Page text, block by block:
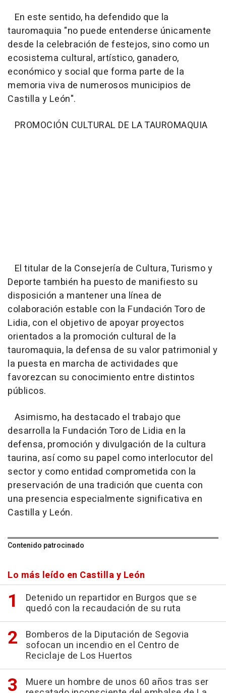
En este sentido, ha defendido que la
tauromaquia "no puede entenderse únicamente
desde la celebración de festejos, sino como un
ecosistema cultural, artístico, ganadero,
económico y social que forma parte de la
memoria viva de numerosos municipios de
Castilla y León".
PROMOCIÓN CULTURAL DE LA TAUROMAQUIA
El titular de la Consejería de Cultura, Turismo y
Deporte también ha puesto de manifiesto su
disposición a mantener una línea de
colaboración estable con la Fundación Toro de
Lidia, con el objetivo de apoyar proyectos
orientados a la promoción cultural de la
tauromaquia, la defensa de su valor patrimonial y
la puesta en marcha de actividades que
favorezcan su conocimiento entre distintos
públicos.
Asimismo, ha destacado el trabajo que
desarrolla la Fundación Toro de Lidia en la
defensa, promoción y divulgación de la cultura
taurina, así como su papel como interlocutor del
sector y como entidad comprometida con la
preservación de una tradición que cuenta con
una presencia especialmente significativa en
Castilla y León.
Contenido patrocinado
Lo más leído en Castilla y León
Detenido un repartidor en Burgos que se
quedó con la recaudación de su ruta
Bomberos de la Diputación de Segovia
sofocan un incendio en el Centro de
Reciclaje de Los Huertos
Muere un hombre de unos 60 años tras ser